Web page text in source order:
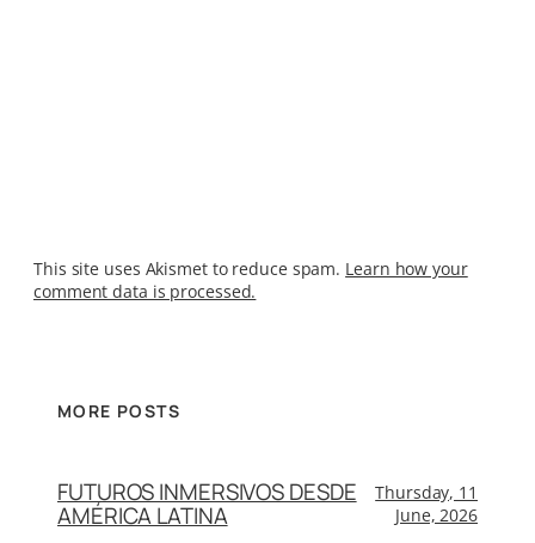
This site uses Akismet to reduce spam. Learn how your
comment data is processed.
MORE POSTS
FUTUROS INMERSIVOS DESDE
AMÉRICA LATINA
Thursday, 11
June, 2026